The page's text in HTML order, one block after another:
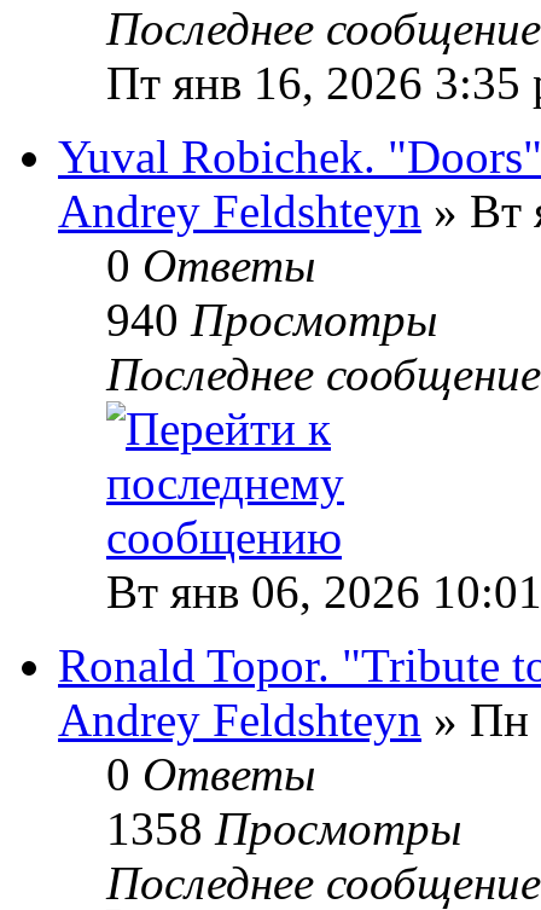
Последнее
Пт янв 16, 2026 3:35
Yuval Robichek. "Doors"
Andrey Feldshteyn » Вт
0 Ответы
940 Просмотры
Последнее
Вт янв 06, 2026
Ronald Topor. "Tribute
Andrey Feldshteyn » Пн
0 Ответы
1358 Просмотры
Последнее